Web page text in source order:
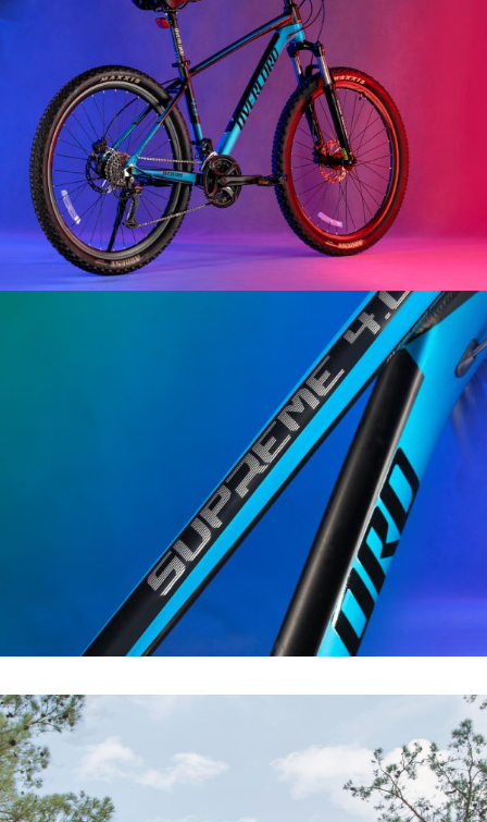
بدنه ساخته شده از آلومینیوم
بیشتر بدانید